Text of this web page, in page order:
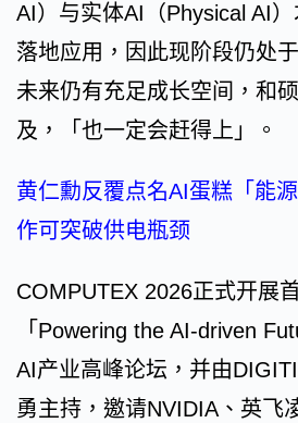
AI）与实体AI（Physical AI
落地应用，因此现阶段仍处
未来仍有充足成长空间，和
及，「也一定会赶得上」。
黄仁勳反覆点名AI蛋糕「能
作可突破供电瓶颈
COMPUTEX 2026正式开展
「Powering the AI-driven
AI产业高峰论坛，并由
勇主持，邀请NVIDIA、英飞